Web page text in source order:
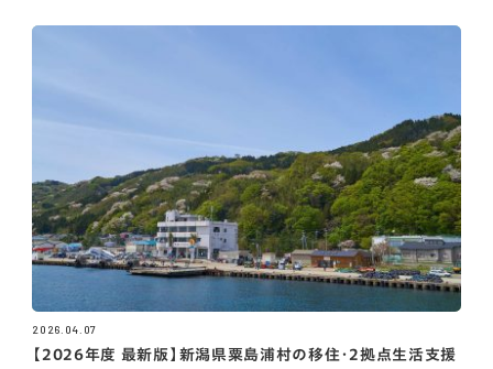
2026.04.07
【2026年度 最新版】新潟県粟島浦村の移住・2拠点生活支援